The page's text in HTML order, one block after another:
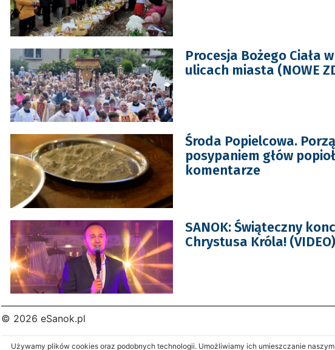
Procesja Bożego Ciała
ulicach miasta (NOWE
Środa Popielcowa.
posypaniem głów
komentarze
SANOK: Świąteczny
Chrystusa Króla! (VIDEO)
© 2026 eSanok.pl
Używamy plików cookies oraz podobnych technologii. Umożliwiamy ich umieszczanie